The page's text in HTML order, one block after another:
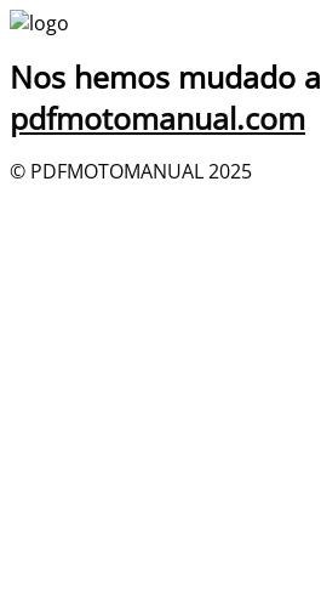
Nos hemos mudado a
pdfmotomanual.com
© PDFMOTOMANUAL 2025